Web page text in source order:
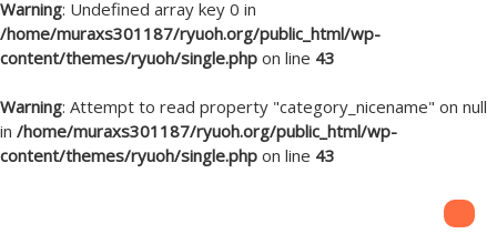
Warning: Undefined array key 0 in
/home/muraxs301187/ryuoh.org/public_html/wp-
content/themes/ryuoh/single.php on line 43
Warning: Attempt to read property "category_nicename" on null
in /home/muraxs301187/ryuoh.org/public_html/wp-
content/themes/ryuoh/single.php on line 43